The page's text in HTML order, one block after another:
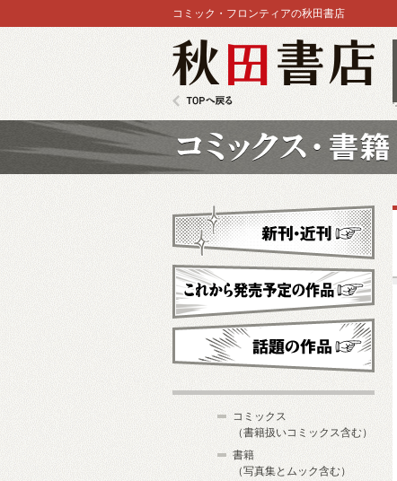
コミック・フロンティアの秋田書店
新刊・近刊
これから発売予定
コミックス
（書籍扱いコミックス含む）
書籍
（写真集とムック含む）